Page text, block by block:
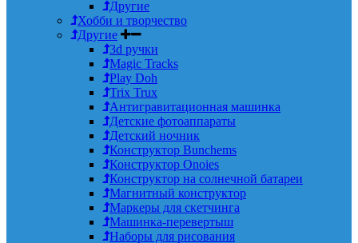
Другие
Хобби и творчество
Другие
3d ручки
Magic Tracks
Play Doh
Trix Trux
Антигравитационная машинка
Детские фотоаппараты
Детский ночник
Конструктор Bunchems
Конструктор Onoies
Конструктор на солнечной батареи
Магнитный конструктор
Маркеры для скетчинга
Машинка-перевертыш
Наборы для рисования